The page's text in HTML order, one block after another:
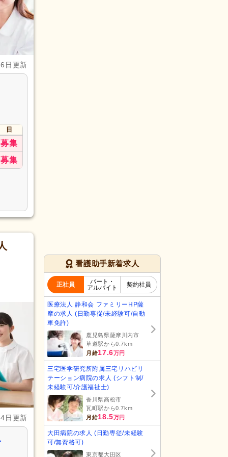
日更新
日
募集
募集
日更新
看護助手新着求人
正社員
パート・
アルバイト
契約社員
医療法人 静和会 ファミリーHP薩
摩の求人 (日勤専従/未経験可/自動
車免許)
鹿児島県薩摩川内市
草道駅から0.7km
月給17.6万円
三宅医学研究所附属三宅リハビリ
テーション病院の求人 (シフト制/
未経験可/介護福祉士)
香川県高松市
瓦町駅から0.7km
月給18.5万円
大田病院の求人 (日勤専従/未経験
可/無資格可)
東京都大田区